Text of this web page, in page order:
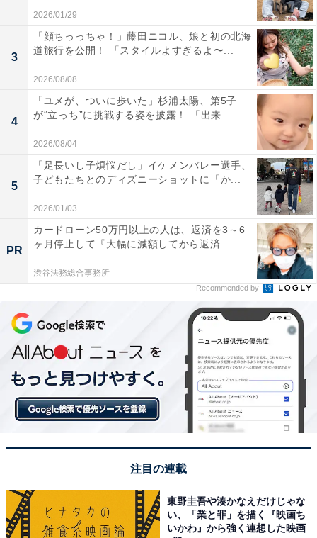
2026/01/29
3
「顔ちっっちゃ！」藤田ニコル、娘と初の北海
道旅行を公開！ 「スタイルよすぎるよ〜...
2026/08/08
4
「ユメが、ついに歩いた」杉浦太陽、第5子
が“立っち”に挑戦する姿を披露！ 「出来...
2026/08/04
5
「足長いし子煩悩だし」イケメンバレー選手、
子どもたちとのディズニーショットに「か...
2026/01/03
PR
カードローン50万円以上の人は、返済を3～6
ヶ月停止して『大幅に減額してから返済...
渋谷法務総合事務所
Recommended by
注目の連載
東野圭吾や湊かなえだけじゃな
い、「業と罪」を描く『映画ち
いかわ』から強く連想した映画